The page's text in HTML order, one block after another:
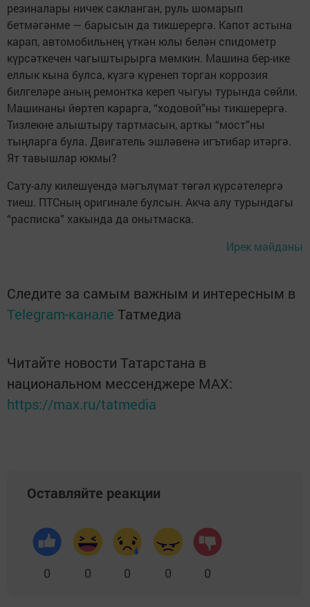
резиналары ничек сакланган, руль шомарып
бетмәгәнме — барысын да тикшерергә. Капот астына
карап, автомобильнең үткән юлы белән спидометр
күрсәткечен чагыштырырга мөмкин. Машина бер-ике
еллык кына булса, күзгә күренеп торган коррозия
билгеләре аның ремонтка кереп чыгуы турында сөйли.
Машинаны йөртеп карарга, “ходовой”ны тикшерергә.
Тизлекне алыштыру тартмасын, арткы “мост”ны
тыңларга була. Двигатель эшләвенә игътибар итәргә.
Ят тавышлар юкмы?
Сату-алу килешүендә мәгълүмат төгәл күрсәтелергә
тиеш. ПТСның оригинале булсын. Акча алу турындагы
“расписка” хакында да онытмаска.
Ирек мәйданы
Следите за самым важным и интересным в
Telegram-канале Татмедиа
Читайте новости Татарстана в
национальном мессенджере MАХ:
https://max.ru/tatmedia
Оставляйте реакции
0 0 0 0 0